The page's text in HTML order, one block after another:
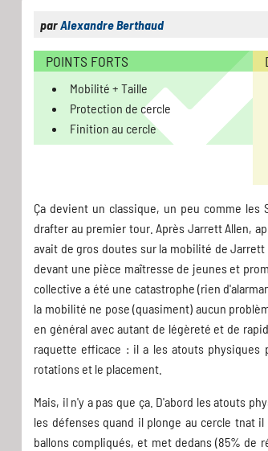
parAlexandre Berthaud
POINTS FORTS
Mobilité + Taille
Protection de cercle
Finition au cercle
Ça devient un classique, un peu comme
drafter au premier tour. Après Jarrett Allen,
avait de gros doutes sur la mobilité de
devant une pièce maîtresse de jeunes et
collective a été une catastrophe (rien
la mobilité ne pose (quasiment) aucun
en général avec autant de légèreté et de
raquette efficace : il a les atouts
rotations et le placement.
Mais, il n'y a pas que ça. D'abord les atouts
les défenses quand il plonge au cercle tnat
ballons compliqués, et met dedans (85% de